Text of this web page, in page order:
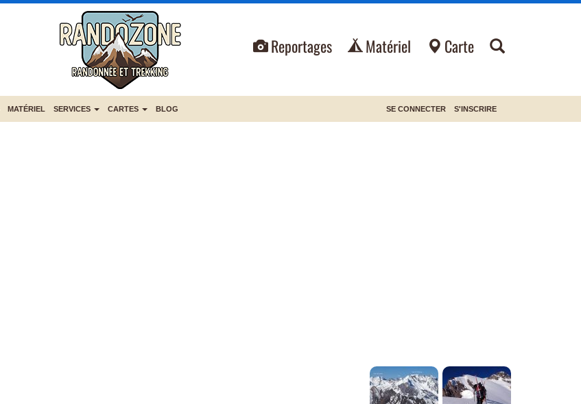
Reportages Matériel Carte
MATÉRIEL SERVICES CARTES BLOG SE CONNECTER S'INSCRIRE